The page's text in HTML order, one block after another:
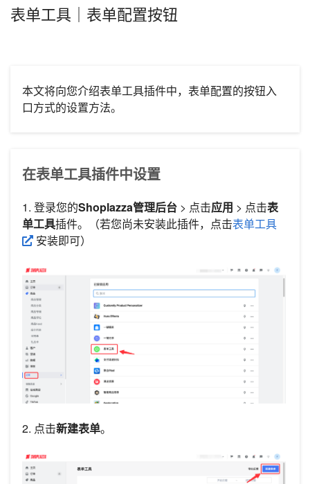
表单工具｜表单配置按钮
本文将向您介绍表单工具插件中，表单配置的按钮入
口方式的设置方法。
在表单工具插件中设置
1. 登录您的Shoplazza管理后台 > 点击应用 > 点击表
单工具插件。（若您尚未安装此插件，点击表单工具
安装即可）
2. 点击新建表单。